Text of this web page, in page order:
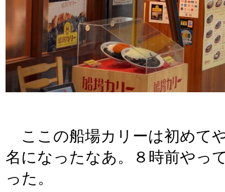
ここの船場カリーは初めて
名になったなあ。８時前やっ
った。